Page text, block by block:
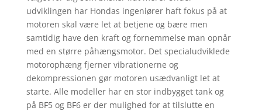
udviklingen har Hondas ingeniører haft fokus på at
motoren skal være let at betjene og bære men
samtidig have den kraft og fornemmelse man opnår
med en større påhængsmotor. Det specialudviklede
motorophæng fjerner vibrationerne og
dekompressionen gør motoren usædvanligt let at
starte. Alle modeller har en stor indbygget tank og
på BF5 og BF6 er der mulighed for at tilslutte en